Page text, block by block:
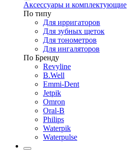
Аксессуары и комплектующие
По типу
Для ирригаторов
Для зубных щеток
Для тонометров
Для ингаляторов
По Бренду
Revyline
B.Well
Emmi-Dent
Jetpik
Omron
Oral-B
Philips
Waterpik
Waterpulse